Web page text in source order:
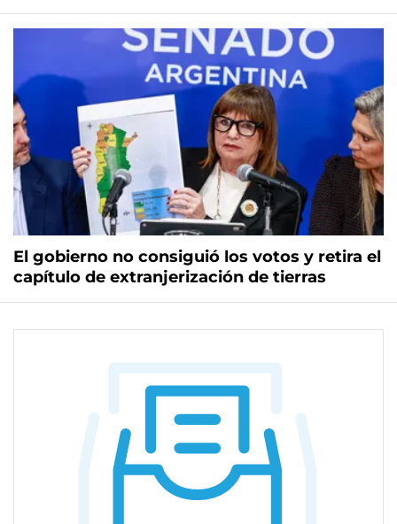
El gobierno no consiguió los votos y retira el
capítulo de extranjerización de tierras